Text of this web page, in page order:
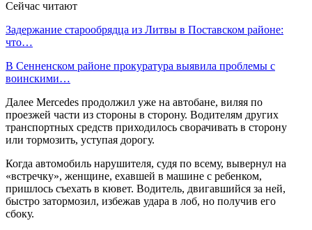
Сейчас читают
Задержание старообрядца из Литвы в Поставском районе:
что…
В Сенненском районе прокуратура выявила проблемы с
воинскими…
Далее Mercedes продолжил уже на автобане, виляя по
проезжей части из стороны в сторону. Водителям других
транспортных средств приходилось сворачивать в сторону
или тормозить, уступая дорогу.
Когда автомобиль нарушителя, судя по всему, вывернул на
«встречку», женщине, ехавшей в машине с ребенком,
пришлось съехать в кювет. Водитель, двигавшийся за ней,
быстро затормозил, избежав удара в лоб, но получив его
сбоку.